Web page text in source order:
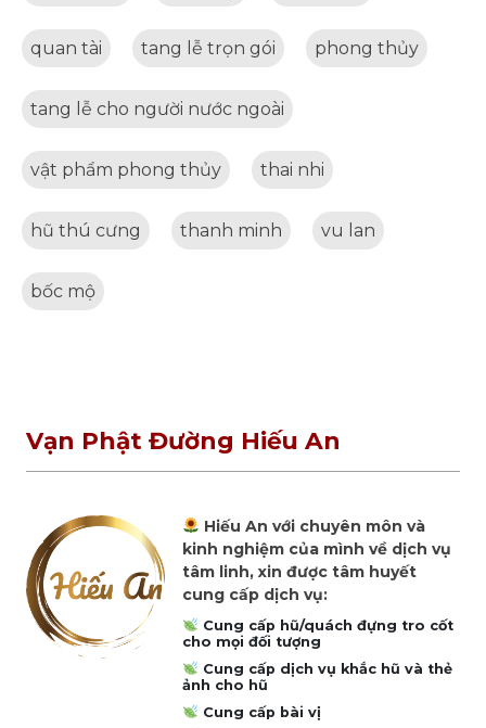
quan tài tang lễ trọn gói phong thủy
tang lễ cho người nước ngoài
vật phẩm phong thủy thai nhi
hũ thú cưng thanh minh vu lan
bốc mộ
Vạn Phật Đường Hiếu An
Hiếu An với chuyên môn và
kinh nghiệm của mình về dịch vụ
tâm linh, xin được tâm huyết
cung cấp dịch vụ:
Cung cấp hũ/quách đựng tro cốt
cho mọi đối tượng
Cung cấp dịch vụ khắc hũ và thẻ
ảnh cho hũ
Cung cấp bài vị